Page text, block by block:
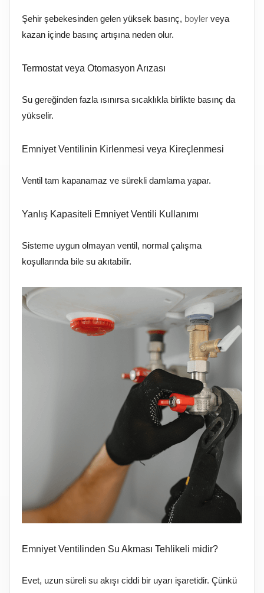
Şehir şebekesinden gelen yüksek basınç, boyler veya
kazan içinde basınç artışına neden olur.
Termostat veya Otomasyon Arızası
Su gereğinden fazla ısınırsa sıcaklıkla birlikte basınç da
yükselir.
Emniyet Ventilinin Kirlenmesi veya Kireçlenmesi
Ventil tam kapanamaz ve sürekli damlama yapar.
Yanlış Kapasiteli Emniyet Ventili Kullanımı
Sisteme uygun olmayan ventil, normal çalışma
koşullarında bile su akıtabilir.
Emniyet Ventilinden Su Akması Tehlikeli midir?
Evet, uzun süreli su akışı ciddi bir uyarı işaretidir. Çünkü